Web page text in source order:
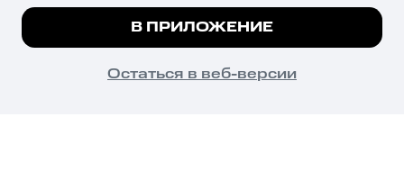
психотропных веществ, их аналогов причиняет вред здоровью,
их незаконный оборот запрещён и влечёт установленную
законодательством ответственность.
© 2026 ООО «КИОН».
Все права защищены
Мы используем куки, чтобы на сайте все
Подробнее
ПОНЯТНО
В ПРИЛОЖЕНИЕ
Остаться в веб-версии